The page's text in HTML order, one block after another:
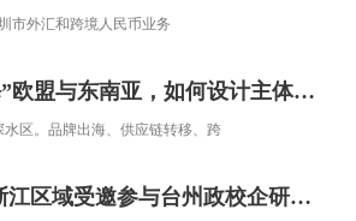
市外汇和跨境人民币业务
南亚，如何设计主体架构？——对话汇智集团
区。品牌出海、供应链转移、跨
与台州政校企研修班，助力浙企搭建跨境投资合规框架